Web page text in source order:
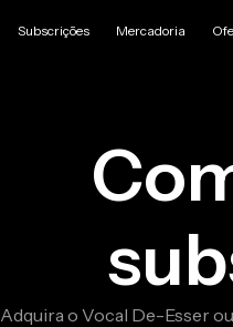
Subscrições Mercadoria
Adquira o Vocal De-Esser